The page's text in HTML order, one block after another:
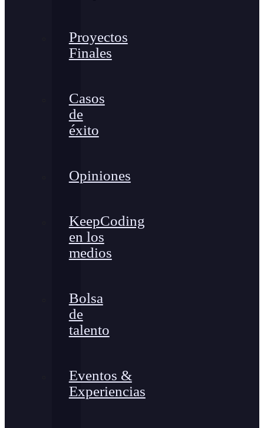
Proyectos
Finales
Casos
de
éxito
Opiniones
KeepCoding
en los
medios
Bolsa
de
talento
Eventos &
Experiencias